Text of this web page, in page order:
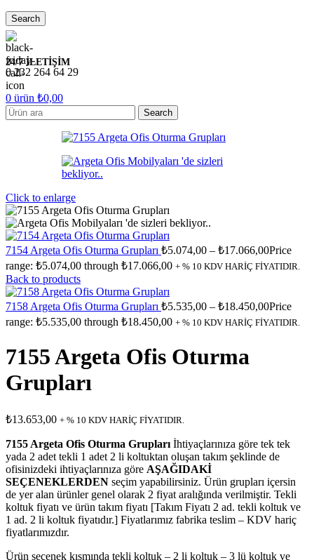
Search
24/7 İLETİŞİM
0 232 264 64 29
0 ürün ₺0,00
Search
Click to enlarge
7154 Argeta Ofis Oturma Grupları ₺5.074,00 – ₺17.066,00Price
range: ₺5.074,00 through ₺17.066,00 + % 10 KDV HARİÇ FİYATIDIR.
Back to products
7158 Argeta Ofis Oturma Grupları ₺5.535,00 – ₺18.450,00Price
range: ₺5.535,00 through ₺18.450,00 + % 10 KDV HARİÇ FİYATIDIR.
7155 Argeta Ofis Oturma
Grupları
₺13.653,00 + % 10 KDV HARİÇ FİYATIDIR.
7155 Argeta Ofis Oturma Grupları İhtiyaçlarınıza göre tek tek
yada 2 adet tekli 1 adet 2 li koltuktan oluşan takım şeklinde de
ofisinizdeki ihtiyaçlarınıza göre AŞAĞIDAKİ
SEÇENEKLERDEN seçim yapabilirsiniz. Ürün grupları içersin
de yer alan ürünler genel olarak 2 fiyat aralığında verilmiştir. Tekli
koltuk fiyatı ve ürün takım fiyatı [Takım Fiyatı 2 ad. tekli koltuk ve
1 ad. 2 li koltuk fiyatıdır.] Fiyatlarımız fabrika teslim – KDV hariç
fiyatlarımızdır.
Ürün seçenek kısmında tekli koltuk – 2 li koltuk – 3 lü koltuk ve